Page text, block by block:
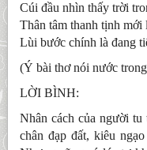
Cúi đầu nhìn thấy trời
Thân tâm thanh tịnh mới
Lùi bước chính là đang
(Ý bài thơ nói nước
LỜI BÌNH:
Nhân cách của người
chân đạp đất, kiêu